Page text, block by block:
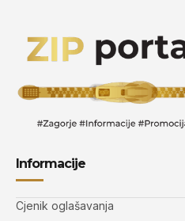
Informacije
Cjenik oglašavanja